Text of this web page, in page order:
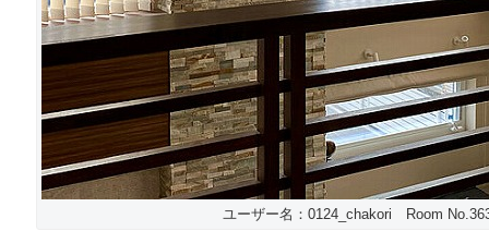
ユーザー名：0124_chakori Room